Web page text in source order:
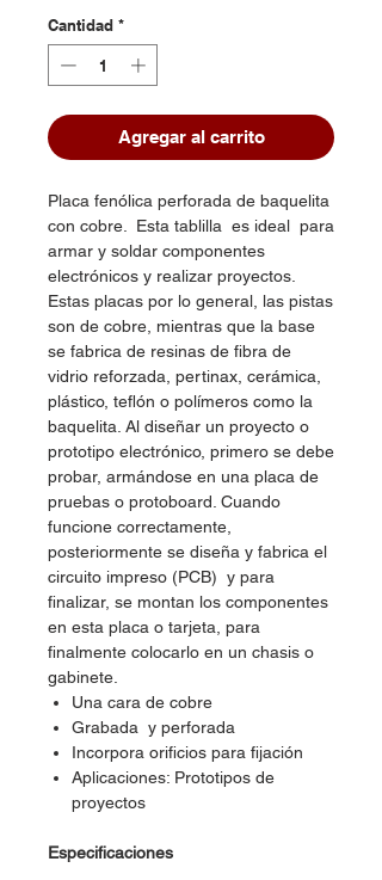
Cantidad *
Agregar al carrito
Placa fenólica perforada de baquelita
con cobre. Esta tablilla es ideal para
armar y soldar componentes
electrónicos y realizar proyectos.
Estas placas por lo general, las pistas
son de cobre, mientras que la base
se fabrica de resinas de fibra de
vidrio reforzada, pertinax, cerámica,
plástico, teflón o polímeros como la
baquelita. Al diseñar un proyecto o
prototipo electrónico, primero se debe
probar, armándose en una placa de
pruebas o protoboard. Cuando
funcione correctamente,
posteriormente se diseña y fabrica el
circuito impreso (PCB) y para
finalizar, se montan los componentes
en esta placa o tarjeta, para
finalmente colocarlo en un chasis o
gabinete.
Una cara de cobre
Grabada y perforada
Incorpora orificios para fijación
Aplicaciones: Prototipos de
proyectos
Especificaciones